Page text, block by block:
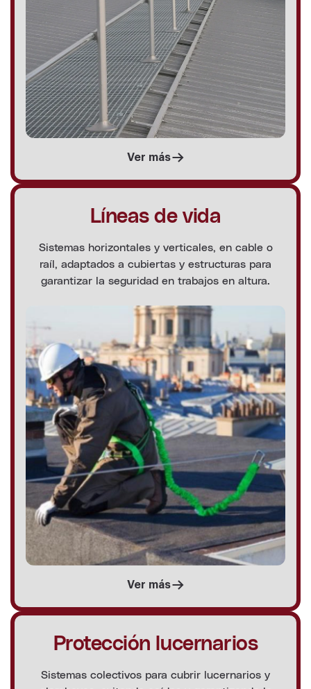
Ver más
Líneas de vida
Sistemas horizontales y verticales, en cable o
raíl, adaptados a cubiertas y estructuras para
garantizar la seguridad en trabajos en altura.
Ver más
Protección lucernarios
Sistemas colectivos para cubrir lucernarios y